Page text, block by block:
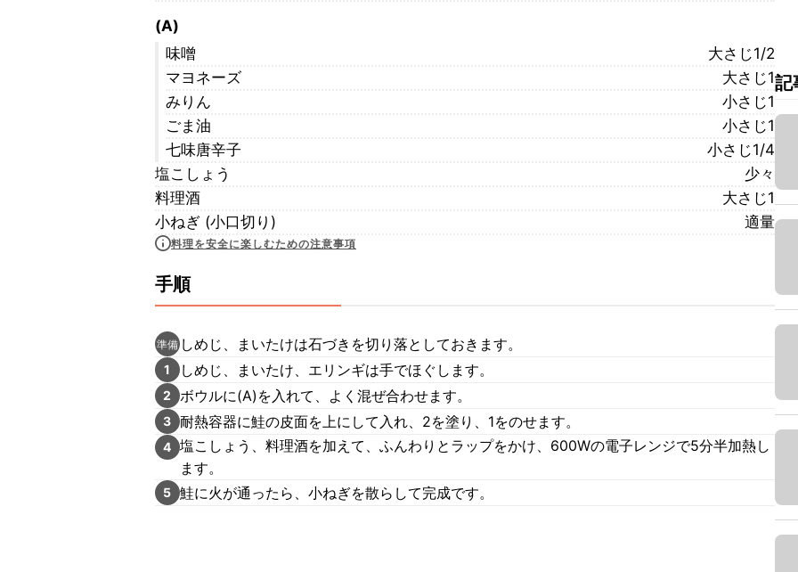
(A)
味噌
大さじ1/2
マヨネーズ
大さじ1
みりん
小さじ1
ごま油
小さじ1
七味唐辛子
小さじ1/4
塩こしょう
少々
料理酒
大さじ1
小ねぎ (小口切り)
適量
料理を安全に楽しむための注意事項
手順
準備 しめじ、まいたけは石づきを切り落としておきます。
1 しめじ、まいたけ、エリンギは手でほぐします。
2 ボウルに(A)を入れて、よく混ぜ合わせます。
3 耐熱容器に鮭の皮面を上にして入れ、2を塗り、1をのせます。
4 塩こしょう、料理酒を加えて、ふんわりとラップをかけ、600Wの電子レンジで5分半加熱し
ます。
5 鮭に火が通ったら、小ねぎを散らして完成です。
記